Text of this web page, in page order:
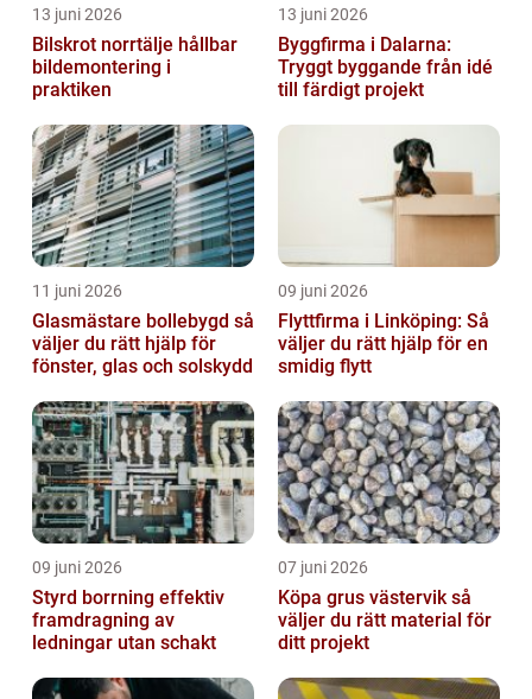
13 juni 2026
Bilskrot norrtälje hållbar
bildemontering i
praktiken
13 juni 2026
Byggfirma i Dalarna:
Tryggt byggande från idé
till färdigt projekt
11 juni 2026
Glasmästare bollebygd så
väljer du rätt hjälp för
fönster, glas och solskydd
09 juni 2026
Flyttfirma i Linköping: Så
väljer du rätt hjälp för en
smidig flytt
09 juni 2026
Styrd borrning effektiv
framdragning av
ledningar utan schakt
07 juni 2026
Köpa grus västervik så
väljer du rätt material för
ditt projekt